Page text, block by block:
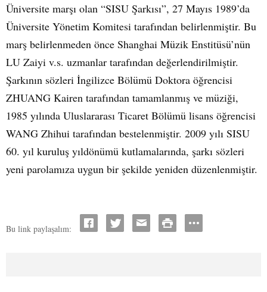
Üniversite marşı olan “SISU Şarkısı”, 27 Mayıs 1989’da
Üniversite Yönetim Komitesi tarafından belirlenmiştir. Bu
marş belirlenmeden önce Shanghai Müzik Enstitüsü’nün
LU Zaiyi v.s. uzmanlar tarafından değerlendirilmiştir.
Şarkının sözleri İngilizce Bölümü Doktora öğrencisi
ZHUANG Kairen tarafından tamamlanmış ve müziği,
1985 yılında Uluslararası Ticaret Bölümü lisans öğrencisi
WANG Zhihui tarafından bestelenmiştir. 2009 yılı SISU
60. yıl kuruluş yıldönümü kutlamalarında, şarkı sözleri
yeni parolamıza uygun bir şekilde yeniden düzenlenmiştir.
Bu link paylaşalım: